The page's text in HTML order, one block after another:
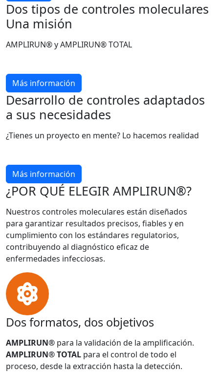
Dos tipos de controles moleculares
Una misión
AMPLIRUN® y AMPLIRUN® TOTAL
Más información
Desarrollo de controles adaptados
a sus necesidades
¿Tienes un proyecto en mente? Lo hacemos realidad
Más información
¿POR QUÉ ELEGIR AMPLIRUN®?
Nuestros controles moleculares están diseñados
para garantizar resultados precisos, fiables y en
cumplimiento con los estándares regulatorios,
contribuyendo al diagnóstico eficaz de
enfermedades infecciosas.
Dos formatos, dos objetivos
AMPLIRUN® para la validación de la amplificación.
AMPLIRUN® TOTAL para el control de todo el
proceso, desde la extracción hasta la detección.